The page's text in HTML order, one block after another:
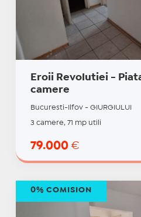
Eroii Revolutiei -
camere
Bucuresti-Ilfov - GIURGIULUI
3 camere, 71 mp utili
79.000 €
0% COMISION